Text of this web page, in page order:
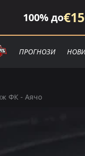
100% до
ПРОГНОЗИ
ФК - Аячо